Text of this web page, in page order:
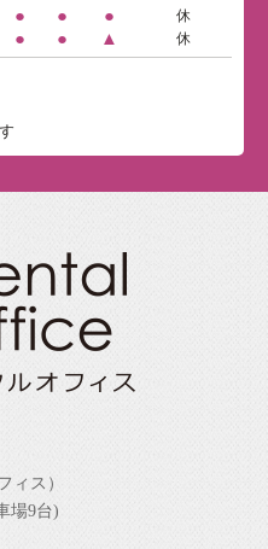
● ● ●
休
● ● ▲ 休
ィス）
場9台)